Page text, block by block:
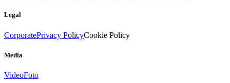
Legal
CorporatePrivacy PolicyCookie Policy
Media
VideoFoto